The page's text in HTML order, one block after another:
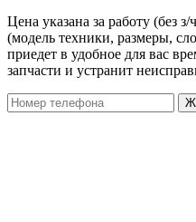
Цена указана за работу (без
(модель техники, размеры,
приедет в удобное для вас
запчасти и устранит